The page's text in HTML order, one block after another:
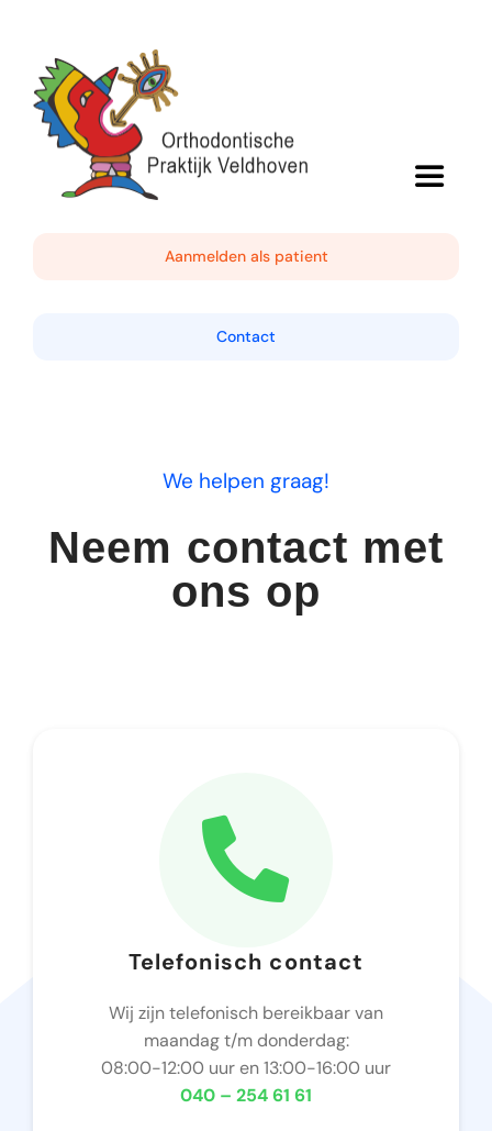
inhoud
Toggle
Algemene informatie
Spoed
Aanmelden als patient
Contact
We helpen graag!
Neem contact met
ons op
Telefonisch contact
Wij zijn telefonisch bereikbaar van
maandag t/m donderdag:
08:00-12:00 uur en 13:00-16:00 uur
040 – 254 61 61